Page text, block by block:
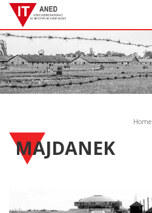
Home
MAJDANEK